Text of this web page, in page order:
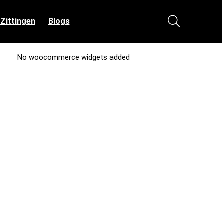
Zittingen Blogs
No woocommerce widgets added